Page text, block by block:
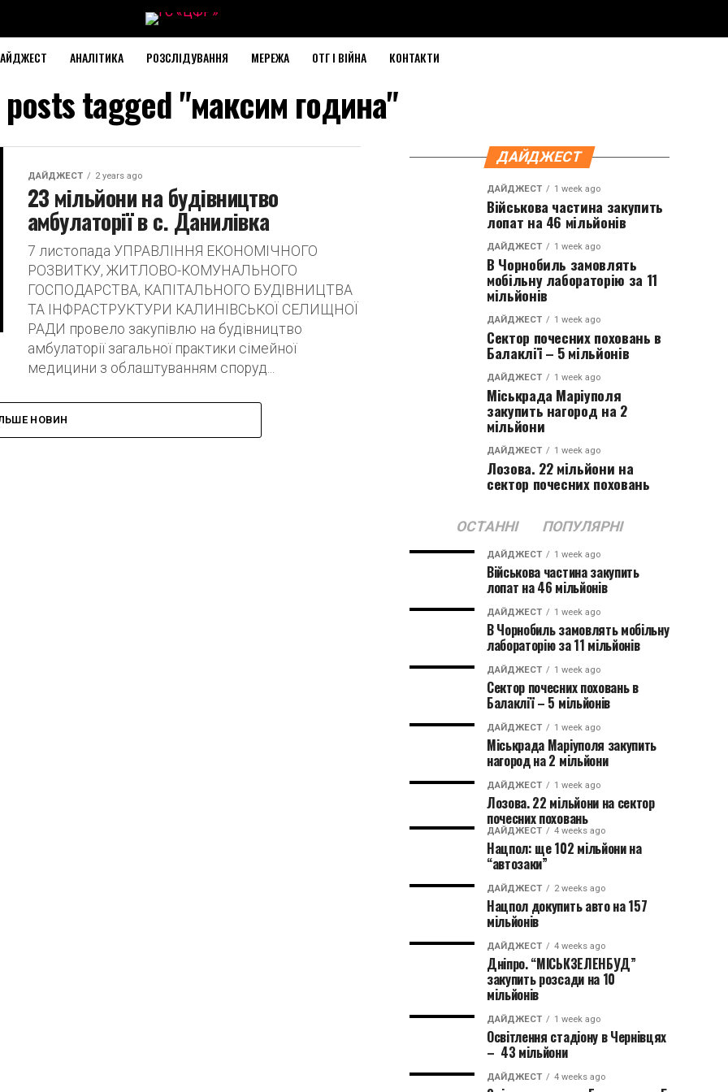
АНАЛІТИКА РОЗСЛІДУВАННЯ МЕРЕЖА ОТГ І ВІЙНА КОНТАКТИ
tagged "максим година"
ДАЙДЖЕСТ 2 years ago
23 мільйони на будівництво
амбулаторії в с. Данилівка
7 листопада УПРАВЛІННЯ ЕКОНОМІЧНОГО
РОЗВИТКУ, ЖИТЛОВО-КОМУНАЛЬНОГО
ГОСПОДАРСТВА, КАПІТАЛЬНОГО БУДІВНИЦТВА
ТА ІНФРАСТРУКТУРИ КАЛИНІВСЬКОЇ СЕЛИЩНОЇ
РАДИ провело закупівлю на будівництво
амбулаторії загальної практики сімейної
медицини з облаштуванням споруд...
НОВИН
ДАЙДЖЕСТ
ДАЙДЖЕСТ 1 week ago
Військова частина закупить
лопат на 46 мільйонів
ДАЙДЖЕСТ 1 week ago
В Чорнобиль замовлять
мобільну лабораторію за 11
мільйонів
ДАЙДЖЕСТ 1 week ago
Сектор почесних поховань в
Балаклії – 5 мільйонів
ДАЙДЖЕСТ 1 week ago
Міськрада Маріуполя
закупить нагород на 2
мільйони
ДАЙДЖЕСТ 1 week ago
Лозова. 22 мільйони на
сектор почесних поховань
ОСТАННІ ПОПУЛЯРНІ
ДАЙДЖЕСТ 1 week ago
Військова частина закупить
лопат на 46 мільйонів
ДАЙДЖЕСТ 1 week ago
В Чорнобиль замовлять мобільну
лабораторію за 11 мільйонів
ДАЙДЖЕСТ 1 week ago
Сектор почесних поховань в
Балаклії – 5 мільйонів
ДАЙДЖЕСТ 1 week ago
Міськрада Маріуполя закупить
нагород на 2 мільйони
ДАЙДЖЕСТ 1 week ago
Лозова. 22 мільйони на сектор
почесних поховань
ДАЙДЖЕСТ 4 weeks ago
Нацпол: ще 102 мільйони на
“автозаки”
ДАЙДЖЕСТ 2 weeks ago
Нацпол докупить авто на 157
мільйонів
ДАЙДЖЕСТ 4 weeks ago
Дніпро. “МІСЬКЗЕЛЕНБУД”
закупить розсади на 10
мільйонів
ДАЙДЖЕСТ 1 week ago
Освітлення стадіону в Чернівцях
– 43 мільйони
ДАЙДЖЕСТ 4 weeks ago